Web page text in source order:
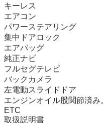
キーレス
エアコン
パワーステアリング
集中ドアロック
エアバッグ
純正ナビ
フルセグテレビ
バックカメラ
左電動スライドドア
エンジンオイル股関節済み。
ETC
取扱説明書